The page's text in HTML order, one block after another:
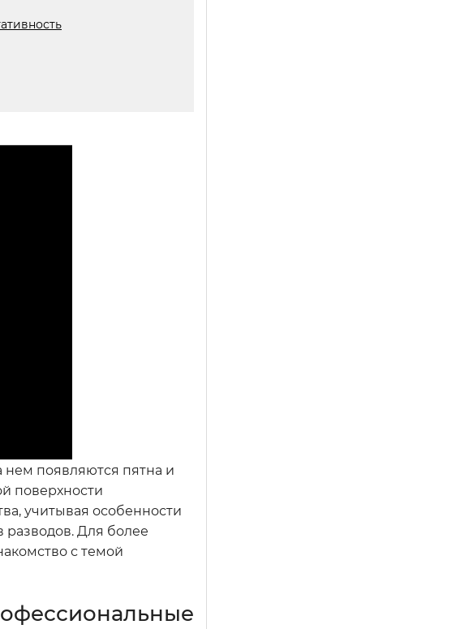
нем появляются пятна и
поверхности
учитывая особенности
разводов. Для более
с темой